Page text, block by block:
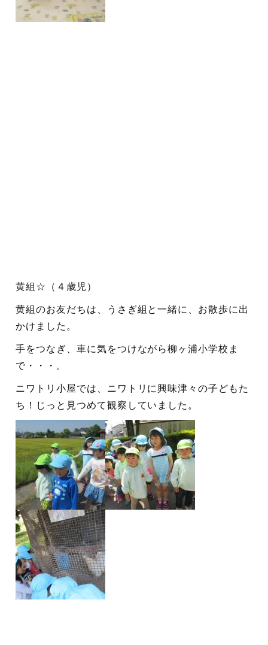
黄組☆（４歳児）
黄組のお友だちは、うさぎ組と一緒に、お散歩に出
かけました。
手をつなぎ、車に気をつけながら柳ヶ浦小学校ま
で・・・。
ニワトリ小屋では、ニワトリに興味津々の子どもた
ち！じっと見つめて観察していました。